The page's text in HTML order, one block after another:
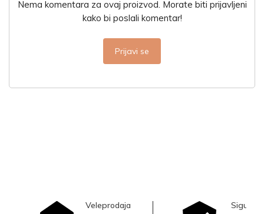
Nema komentara za ovaj proizvod. Morate biti prijavljeni
kako bi poslali komentar!
Prijavi se
Veleprodaja Sigurna